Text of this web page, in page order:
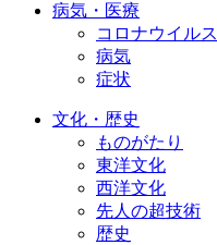
病気・医療
コロナウイルス
病気
症状
文化・歴史
ものがたり
東洋文化
西洋文化
先人の超技術
歴史